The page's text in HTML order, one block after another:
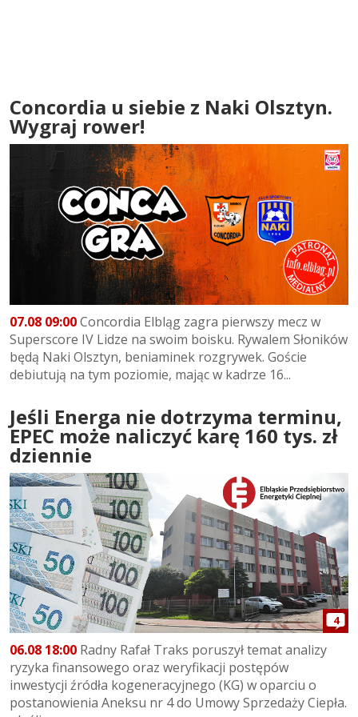
Concordia u siebie z Naki Olsztyn.
Wygraj rower!
07.08 09:00Concordia Elbląg zagra pierwszy mecz w
Superscore IV Lidze na swoim boisku. Rywalem Słoników
będą Naki Olsztyn, beniaminek rozgrywek. Goście
debiutują na tym poziomie, mając w kadrze 16...
Jeśli Energa nie dotrzyma terminu,
EPEC może naliczyć karę 160 tys. zł
dziennie
4
06.08 18:00 Radny Rafał Traks poruszył temat analizy
ryzyka finansowego oraz weryfikacji postępów
inwestycji źródła kogeneracyjnego (KG) w oparciu o
postanowienia Aneksu nr 4 do Umowy Sprzedaży Ciepła.